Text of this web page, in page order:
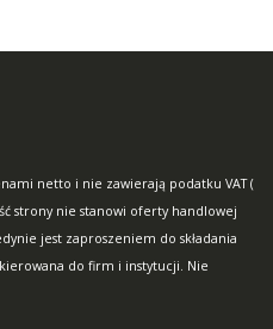
netto i nie zawierają podatku VAT (
strony nie stanowi oferty handlowej
jest zaproszeniem do składania
do firm i instytucji. Nie